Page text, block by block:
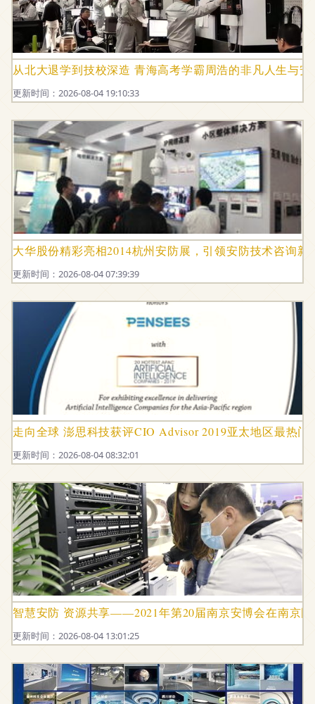
从北大退学到技校深造 青海高考学霸周浩的非凡人生与
更新时间：2026-08-04 19:10:33
大华股份精彩亮相2014杭州安防展，引领安防技术咨询新
更新时间：2026-08-04 07:39:39
走向全球 澎思科技获评CIO Advisor 2019亚太地区最热
更新时间：2026-08-04 08:32:01
智慧安防 资源共享——2021年第20届南京安博会在南京
更新时间：2026-08-04 13:01:25